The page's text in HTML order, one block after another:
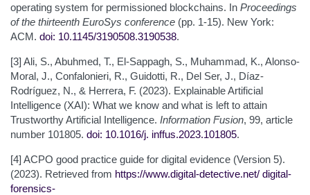
operating system for permissioned blockchains. In Proceedings
of the thirteenth EuroSys conference (pp. 1-15). New York:
ACM. doi: 10.1145/3190508.3190538.
[3] Ali, S., Abuhmed, T., El-Sappagh, S., Muhammad, K., Alonso-
Moral, J., Confalonieri, R., Guidotti, R., Del Ser, J., Díaz-
Rodríguez, N., & Herrera, F. (2023). Explainable Artificial
Intelligence (XAI): What we know and what is left to attain
Trustworthy Artificial Intelligence. Information Fusion, 99, article
number 101805. doi: 10.1016/j. inffus.2023.101805.
[4] ACPO good practice guide for digital evidence (Version 5).
(2023). Retrieved from https://www.digital-detective.net/ digital-
forensics-